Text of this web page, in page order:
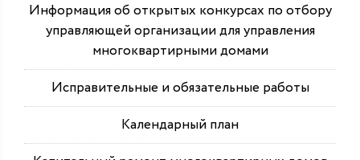
Информация об открытых конкурсах по отбору
управляющей организации для управления
многоквартирными домами
Исправительные и обязательные работы
Календарный план